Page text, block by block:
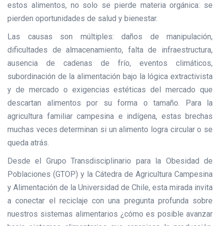
estos alimentos, no solo se pierde materia orgánica: se
pierden oportunidades de salud y bienestar.
Las causas son múltiples: daños de manipulación,
dificultades de almacenamiento, falta de infraestructura,
ausencia de cadenas de frío, eventos climáticos,
subordinación de la alimentación bajo la lógica extractivista
y de mercado o exigencias estéticas del mercado que
descartan alimentos por su forma o tamaño. Para la
agricultura familiar campesina e indígena, estas brechas
muchas veces determinan si un alimento logra circular o se
queda atrás.
Desde el Grupo Transdisciplinario para la Obesidad de
Poblaciones (GTOP) y la Cátedra de Agricultura Campesina
y Alimentación de la Universidad de Chile, esta mirada invita
a conectar el reciclaje con una pregunta profunda sobre
nuestros sistemas alimentarios ¿cómo es posible avanzar